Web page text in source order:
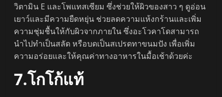
วิตามิน E และโพแทสเซียม ซึ่งช่วยให้ผิวของสาว ๆ ดูอ่อน
เยาว์และมีความยืดหยุ่น ช่วยลดความแห้งกร้านและเพิ่ม
ความชุ่มชื้นให้กับผิวจากภายใน ซึ่งอะโวคาโดสามารถ
นำไปทำเป็นสลัด หรือบดเป็นสเปรดทาขนมปัง เพื่อเพิ่ม
ความอร่อยและให้คุณค่าทางอาหารในมื้อเช้าด้วยค่ะ
7.โกโก้แท้